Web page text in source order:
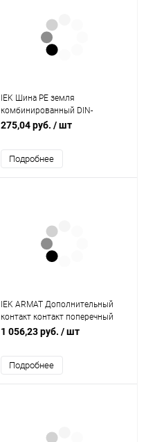
IEK Шина PE земля
комбинированный DIN-
изолятор типа Стойка
12DP-K05)
275,04 руб. / шт
Подробнее
IEK ARMAT Дополнительный
контакт контакт поперечный
ДКП-20 GV2P (AR-AUX-AFA20)
1 056,23 руб. / шт
Подробнее